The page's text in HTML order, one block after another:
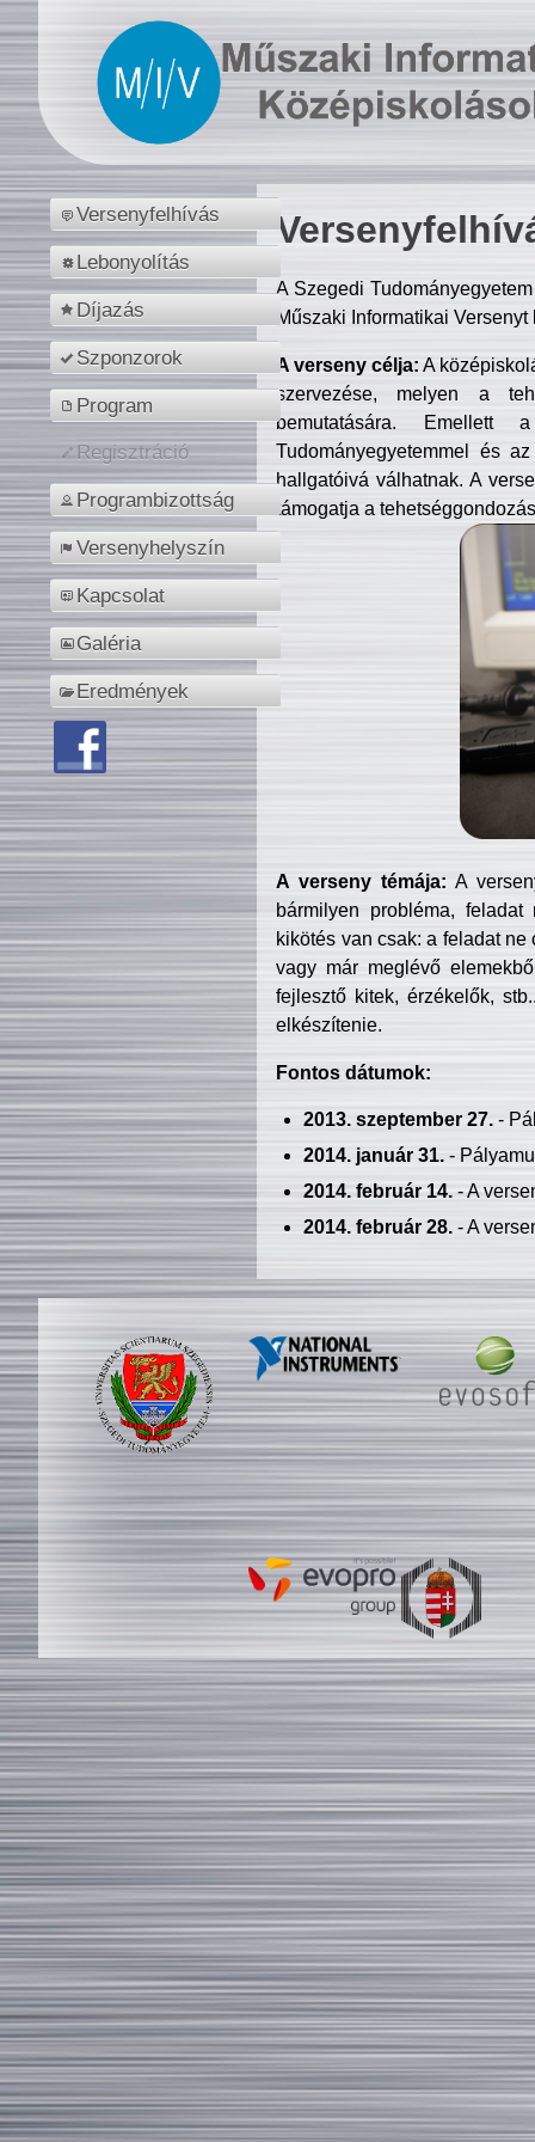
Versenyfelhívás
Lebonyolítás
Díjazás
Szponzorok
Program
Regisztráció
Programbizottság
Versenyhelyszín
Kapcsolat
Galéria
Eredmények
A Szegedi
Műszaki Informatikai
A verseny célja: A
szervezése, melyen a
bemutatására. Emellett
Tudományegyetemmel és
hallgatóivá válhatnak. A
támogatja a
A verseny témája: A
bármilyen probléma, feladat
kikötés van csak: a feladat
vagy már meglévő
fejlesztő kitek, érzékelők,
elkészítenie.
Fontos dátumok:
2013. szeptember 27.-
2014. január 31.-
2014. február 14.- A
2014. február 28.- A